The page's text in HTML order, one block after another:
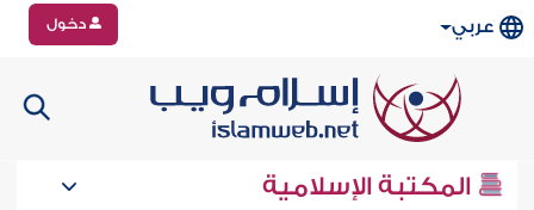
عربي دخول
المكتبة الإسلامية